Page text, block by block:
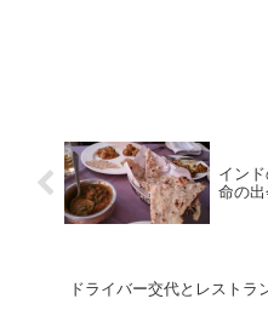
イン
命の
ドライバー交代とレストラ